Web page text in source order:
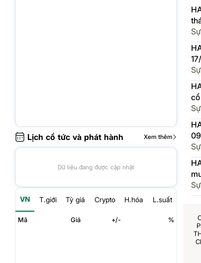
Lịch cổ tức và phát hành Xem thêm
Dữ liệu đang được cập nhật
VN T.giới Tỷ giá Crypto H.hóa L.suất
Mã Giá +/- %